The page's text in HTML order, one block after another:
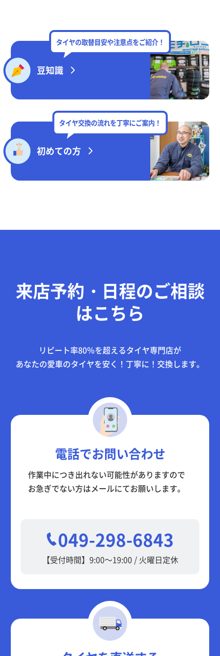
タイヤの取替目安や注意点をご紹介！
豆知識
タイヤ交換の流れを丁寧にご案内！
初めての方
来店予約・日程のご相談
はこちら
リピート率80％を超えるタイヤ専門店が
あなたの愛車のタイヤを安く！丁寧に！ 交換します。
電話でお問い合わせ
作業中につき出れない可能性がありますので
お急ぎでない方はメールにてお願いします。
049-298-6843
【受付時間】9:00～19:00 / 火曜日定休